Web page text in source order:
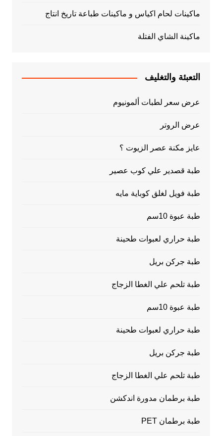
ماكينات لحام اكياس و ماكينات طباعة تاريخ انتاج
ماكينة الشاي الفتلة
التعبئة والتغليف
عرض سعر لطبات ألمونيوم
عرض الروتر
عايز مكنة عصر الزيوت ؟
طبة قصدير علي كوب عصير
طبة فويل لغلق كوباية مايه
طبة عبوة 10سم
طبة حراري لعبوات طحينة
طبة جركن بريل
طبة تلحم علي الغطا الزجاج
طبة عبوة 10سم
طبة حراري لعبوات طحينة
طبة جركن بريل
طبة تلحم علي الغطا الزجاج
طبة برطمان مدورة اندكشن
طبة برطمان PET